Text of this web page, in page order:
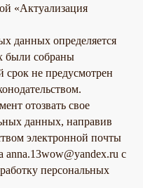
«Актуализация
данных определяется
были собраны
срок не предусмотрен
отозвать свое
данных, направив
электронной почты
anna.13wow@yandex.ru с
персональных